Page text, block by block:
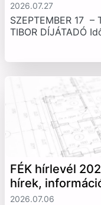
2026.07.27
SZEPTEMBER 17 –
TIBOR DÍJÁTADÓ
FÉK hírlevél
hírek,
2026.07.06